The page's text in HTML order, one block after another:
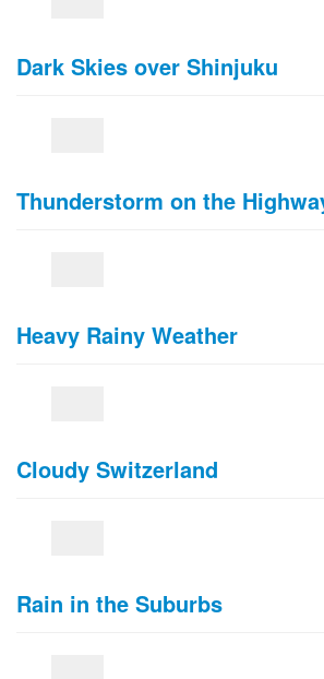
Dark Skies over Shinjuku
Thunderstorm on the
Heavy Rainy Weather
Cloudy Switzerland
Rain in the Suburbs